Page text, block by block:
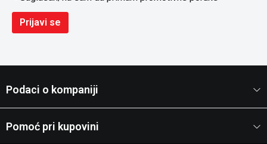
Prijavi se
Podaci o kompaniji
Pomoć pri kupovini